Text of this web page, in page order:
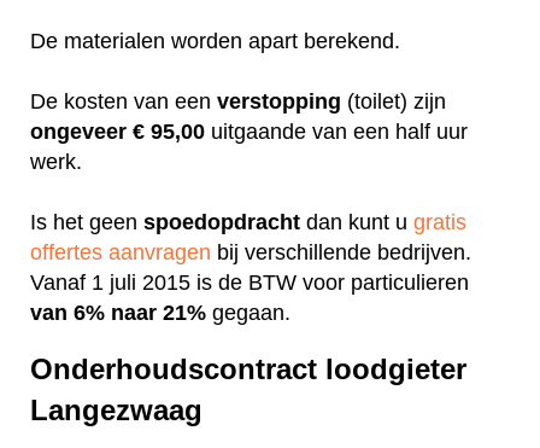
De materialen worden apart berekend.
De kosten van een verstopping (toilet) zijn
ongeveer € 95,00 uitgaande van een half uur
werk.
Is het geen spoedopdracht dan kunt u gratis
offertes aanvragen bij verschillende bedrijven.
Vanaf 1 juli 2015 is de BTW voor particulieren
van 6% naar 21% gegaan.
Onderhoudscontract loodgieter
Langezwaag